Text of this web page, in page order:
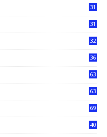
31
31
32
36
63
63
69
40